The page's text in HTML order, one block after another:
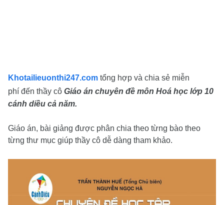
Khotailieuonthi247.com tổng hợp và chia sẻ miễn
phí đến thầy cô Giáo án chuyên đề môn Hoá học lớp 10
cánh diều cả năm.
Giáo án, bài giảng được phân chia theo từng bào theo
từng thư mục giúp thầy cô dễ dàng tham khảo.